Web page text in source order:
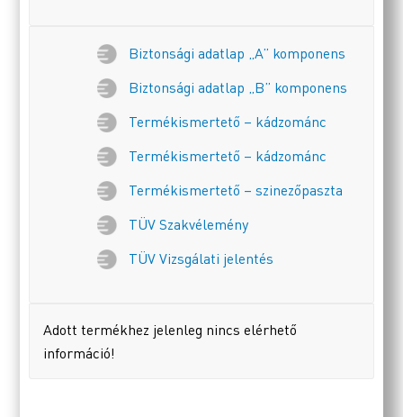
Biztonsági adatlap „A” komponens
Biztonsági adatlap „B” komponens
Termékismertető – kádzománc
Termékismertető – kádzománc
Termékismertető – szinezőpaszta
TÜV Szakvélemény
TÜV Vizsgálati jelentés
Adott termékhez jelenleg nincs elérhető
információ!